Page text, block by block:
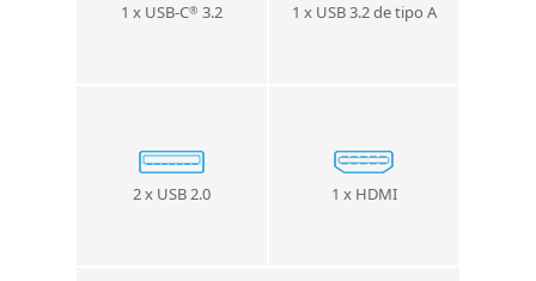
1 x USB-C® 3.2 1 x USB 3.2 de tipo A
2 x USB 2.0 1 x HDMI